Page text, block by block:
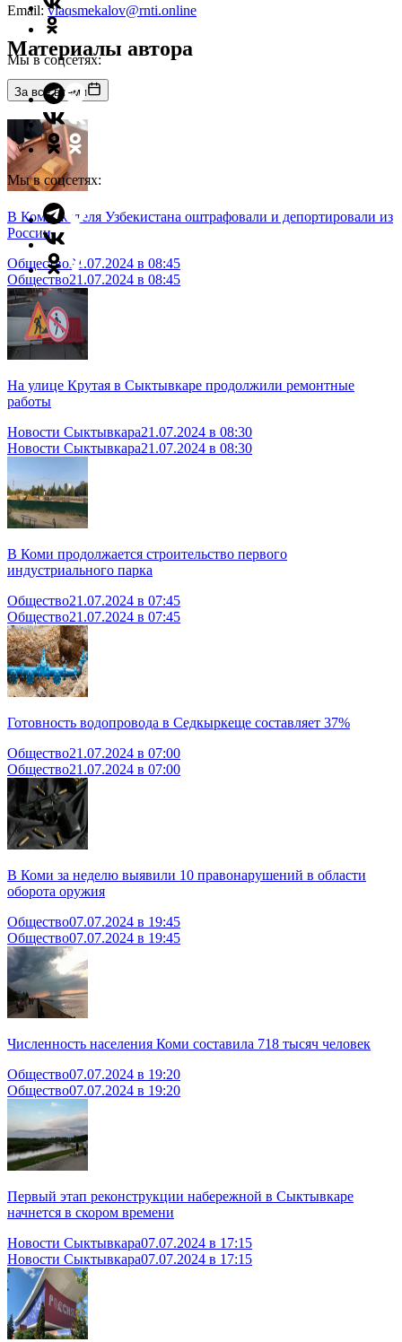
Мы в соцсетях:
Мы в соцсетях:
Email: vladsmekalov@rnti.online
Материалы автора
За все время
В Коми жителя Узбекистана оштрафовали и депортировали из
России
Общество21.07.2024 в 08:45
Общество21.07.2024 в 08:45
На улице Крутая в Сыктывкаре продолжили ремонтные
работы
Новости Сыктывкара21.07.2024 в 08:30
Новости Сыктывкара21.07.2024 в 08:30
В Коми продолжается строительство первого
индустриального парка
Общество21.07.2024 в 07:45
Общество21.07.2024 в 07:45
Готовность водопровода в Седкыркеще составляет 37%
Общество21.07.2024 в 07:00
Общество21.07.2024 в 07:00
В Коми за неделю выявили 10 правонарушений в области
оборота оружия
Общество07.07.2024 в 19:45
Общество07.07.2024 в 19:45
Численность населения Коми составила 718 тысяч человек
Общество07.07.2024 в 19:20
Общество07.07.2024 в 19:20
Первый этап реконструкции набережной в Сыктывкаре
начнется в скором времени
Новости Сыктывкара07.07.2024 в 17:15
Новости Сыктывкара07.07.2024 в 17:15